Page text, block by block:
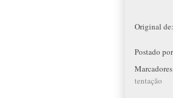
Original
Postado por
tentação